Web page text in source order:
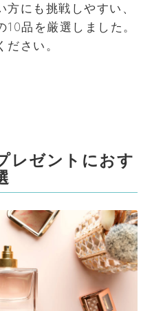
にも挑戦しやすい、
品を厳選しました。
さい。
レゼントにおす